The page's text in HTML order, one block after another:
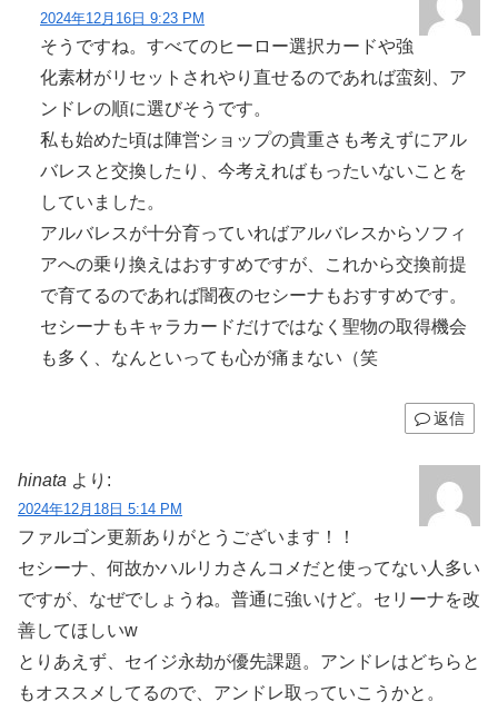
2024年12月16日 9:23 PM
そうですね。すべてのヒーロー選択カードや強
化素材がリセットされやり直せるのであれば蛮刻、ア
ンドレの順に選びそうです。
私も始めた頃は陣営ショップの貴重さも考えずにアル
バレスと交換したり、今考えればもったいないことを
していました。
アルバレスが十分育っていればアルバレスからソフィ
アへの乗り換えはおすすめですが、これから交換前提
で育てるのであれば闇夜のセシーナもおすすめです。
セシーナもキャラカードだけではなく聖物の取得機会
も多く、なんといっても心が痛まない（笑
返信
hinata より:
2024年12月18日 5:14 PM
ファルゴン更新ありがとうございます！！
セシーナ、何故かハルリカさんコメだと使ってない人多い
ですが、なぜでしょうね。普通に強いけど。セリーナを改
善してほしいw
とりあえず、セイジ永劫が優先課題。アンドレはどちらと
もオススメしてるので、アンドレ取っていこうかと。